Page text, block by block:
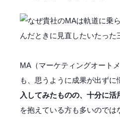
MA（マーケティングオート
も、思うように成果が出ずに
入してみたものの、十分に活
を抱えている方も多いのでは